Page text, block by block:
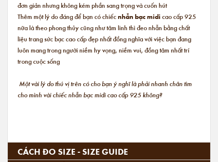
đơn giản nhưng không kém phần sang trọng và cuốn hút
Thêm một lý do đáng để bạn có chiếcnhẫn bạc midi cao cấp 925
nữa là theo phong thủy cũng như tâm linh thì đeo nhẫn bằng chất
liệu trang sức bạc cao cấp đẹp nhất đồng nghĩa với việc bạn đang
luôn mang trong người niềm hy vọng, niềm vui, đồng tâm nhất trí
trong cuộc sống
Một vài lý do thú vị trên có cho bạn ý nghĩ là phải nhanh chân tìm
cho mình vài chiếc nhẫn bạc midi cao cấp 925 không?
CÁCH ĐO SIZE - SIZE GUIDE